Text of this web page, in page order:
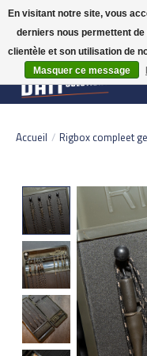
Gratis verzending vanaf 50 euro
verzonden | België vanaf 70 euro
Accueil / Rigbox compleet
Product
En visitant notre site, vous
derniers nous permettent
clientèle et son utilisation de
Masquer ce message